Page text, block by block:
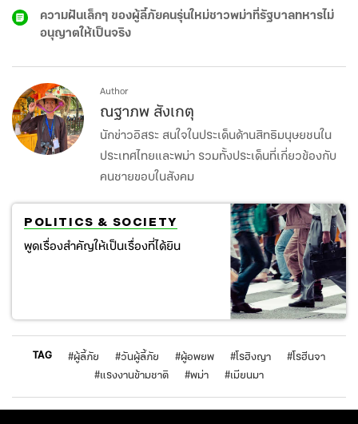
ความฝันเล็กๆ ของผู้ลี้ภัยคนรุ่นใหม่ชาวพม่าที่รัฐบาลทหารไม่
อนุญาตให้เป็นจริง
Author
ณฐาภพ สังเกตุ
นักข่าวอิสระ สนใจในประเด็นด้านสิทธิมนุษยชนใน
ประเทศไทยและพม่า รวมทั้งประเด็นที่เกี่ยวข้องกับ
คนชายขอบในสังคม
POLITICS & SOCIETY
พูดเรื่องสำคัญให้เป็นเรื่องที่ได้ยิน
TAG #ผู้ลี้ภัย #วันผู้ลี้ภัย #ผู้อพยพ #โรฮิงญา #โรฮีนจา
#แรงงานข้ามชาติ #พม่า #เมียนมา